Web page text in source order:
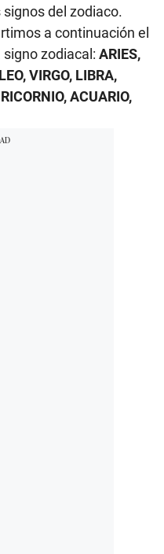
del zodiaco.
a continuación el
signo zodiacal: ARIES,
VIRGO, LIBRA,
ACUARIO,